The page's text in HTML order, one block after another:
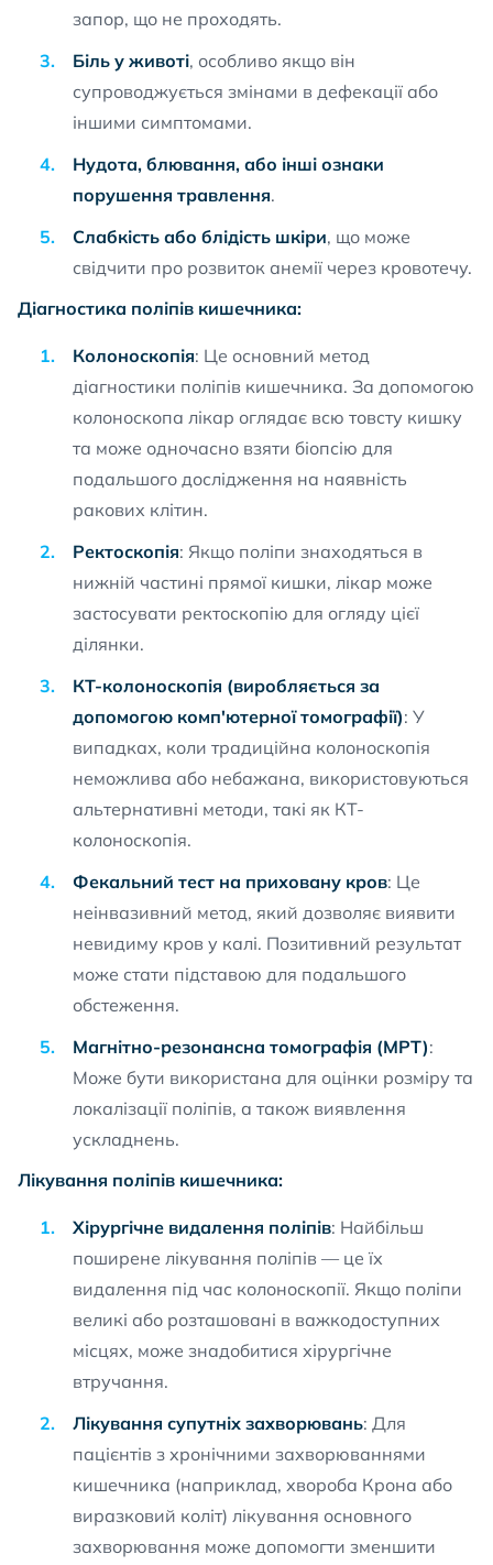
запор, що не проходять.
Біль у животі, особливо якщо він
супроводжується змінами в дефекації або
іншими симптомами.
Нудота, блювання, або інші ознаки
порушення травлення.
Слабкість або блідість шкіри, що може
свідчити про розвиток анемії через кровотечу.
Діагностика поліпів кишечника:
Колоноскопія: Це основний метод
діагностики поліпів кишечника. За допомогою
колоноскопа лікар оглядає всю товсту кишку
та може одночасно взяти біопсію для
подальшого дослідження на наявність
ракових клітин.
Ректоскопія: Якщо поліпи знаходяться в
нижній частині прямої кишки, лікар може
застосувати ректоскопію для огляду цієї
ділянки.
КТ-колоноскопія (виробляється за
допомогою комп'ютерної томографії): У
випадках, коли традиційна колоноскопія
неможлива або небажана, використовуються
альтернативні методи, такі як КТ-
колоноскопія.
Фекальний тест на приховану кров: Це
неінвазивний метод, який дозволяє виявити
невидиму кров у калі. Позитивний результат
може стати підставою для подальшого
обстеження.
Магнітно-резонансна томографія (МРТ):
Може бути використана для оцінки розміру та
локалізації поліпів, а також виявлення
ускладнень.
Лікування поліпів кишечника:
Хірургічне видалення поліпів: Найбільш
поширене лікування поліпів — це їх
видалення під час колоноскопії. Якщо поліпи
великі або розташовані в важкодоступних
місцях, може знадобитися хірургічне
втручання.
Лікування супутніх захворювань: Для
пацієнтів з хронічними захворюваннями
кишечника (наприклад, хвороба Крона або
виразковий коліт) лікування основного
захворювання може допомогти зменшити